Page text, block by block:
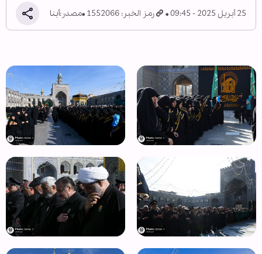
25 أبريل 2025 - 09:45 رمز الخبر: 1552066 مصدر:أبنا